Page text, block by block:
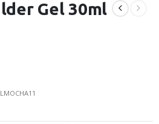
Gel 30ml